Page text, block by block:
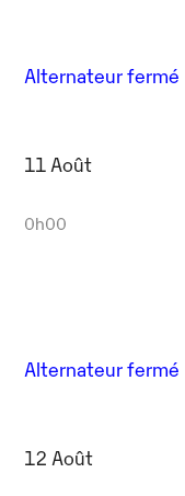
Alternateur fermé
11 Août
0h00
Alternateur fermé
12 Août